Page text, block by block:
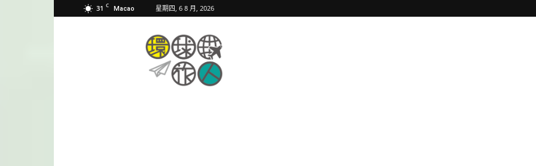
31 C Macao 星期四, 6 8 月, 2026